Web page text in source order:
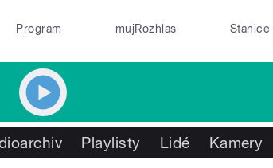
Program mujRozhlas Stanice
Playlisty Lidé Kamery